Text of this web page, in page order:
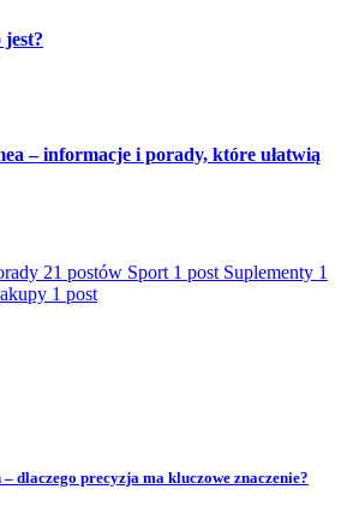
jest?
– informacje i porady, które ułatwią
21 postów Sport 1 post Suplementy 1
1 post
dlaczego precyzja ma kluczowe znaczenie?